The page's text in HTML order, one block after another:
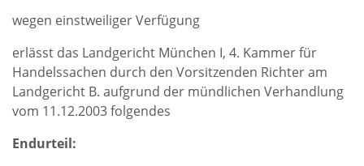
wegen einstweiliger Verfügung
erlässt das Landgericht München I, 4. Kammer für
Handelssachen durch den Vorsitzenden Richter am
Landgericht B. aufgrund der mündlichen Verhandlung
vom 11.12.2003 folgendes
Endurteil: